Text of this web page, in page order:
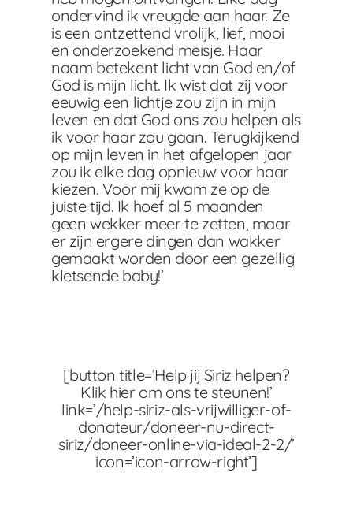
ondervind ik vreugde aan haar. Ze
is een ontzettend vrolijk, lief, mooi
en onderzoekend meisje. Haar
naam betekent licht van God en/of
God is mijn licht. Ik wist dat zij voor
eeuwig een lichtje zou zijn in mijn
leven en dat God ons zou helpen als
ik voor haar zou gaan. Terugkijkend
op mijn leven in het afgelopen jaar
zou ik elke dag opnieuw voor haar
kiezen. Voor mij kwam ze op de
juiste tijd. Ik hoef al 5 maanden
geen wekker meer te zetten, maar
er zijn ergere dingen dan wakker
gemaakt worden door een gezellig
kletsende baby!’
[button title=’Help jij Siriz helpen?
Klik hier om ons te steunen!’
link=’/help-siriz-als-vrijwilliger-of-
donateur/doneer-nu-direct-
siriz/doneer-online-via-ideal-2-2/’
icon=’icon-arrow-right’]